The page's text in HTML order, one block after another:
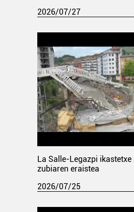
2026/07/27
La Salle-Legazpi ikastetxe
zubiaren eraistea
2026/07/25